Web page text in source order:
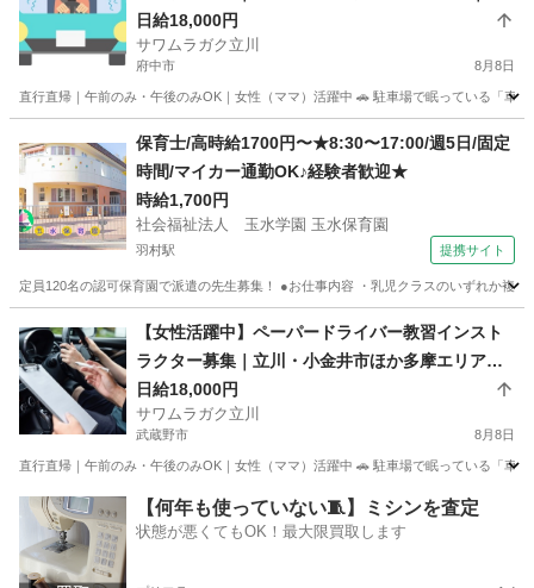
前のみOK
日給18,000円
サワムラガク立川
府中市 8月8日
直行直帰｜午前のみ・午後のみOK｜女性（ママ）活躍中 🚗 駐車場で眠っている「車
インストラクター ペーパードライバー
保育士/高時給1700円〜★8:30〜17:00/週5日/固定
時間/マイカー通勤OK♪経験者歓迎★
時給1,700円
社会福祉法人 玉水学園 玉水保育園
羽村駅 提携サイト
定員120名の認可保育園で派遣の先生募集！ ●お仕事内容 ・乳児クラスのいずれか複
羽村駅 保育士
【女性活躍中】ペーパードライバー教習インスト
ラクター募集｜立川・小金井市ほか多摩エリア｜
午前のみOK
日給18,000円
サワムラガク立川
武蔵野市 8月8日
直行直帰｜午前のみ・午後のみOK｜女性（ママ）活躍中 🚗 駐車場で眠っている「車
東京 武蔵野市 インストラクター ペーパードライバー
【何年も使っていない🧵】ミシンを査定
状態が悪くてもOK！最大限買取します